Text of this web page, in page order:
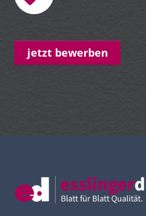
jetzt bewerben